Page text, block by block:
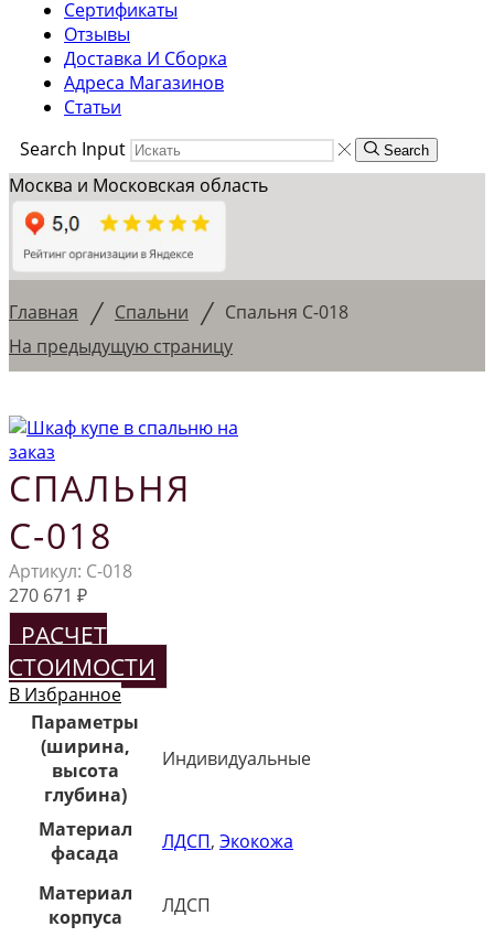
Сертификаты
Отзывы
Доставка И Сборка
Адреса Магазинов
Статьи
Search Input
Search
Москва и Московская область
Главная / Спальни / Спальня С-018
На предыдущую страницу
СПАЛЬНЯ
С-018
Артикул: С-018
270 671 ₽
РАСЧЕТ
СТОИМОСТИ
В Избранное
Параметры
(ширина,
высота
глубина)
Индивидуальные
Материал
фасада
ЛДСП, Экокожа
Материал
корпуса
ЛДСП